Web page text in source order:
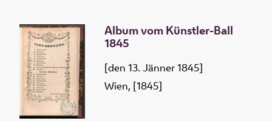
Album vom Künstler-Ball
1845
[den 13. Jänner 1845]
Wien, [1845]